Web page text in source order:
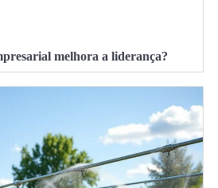
melhora a liderança?